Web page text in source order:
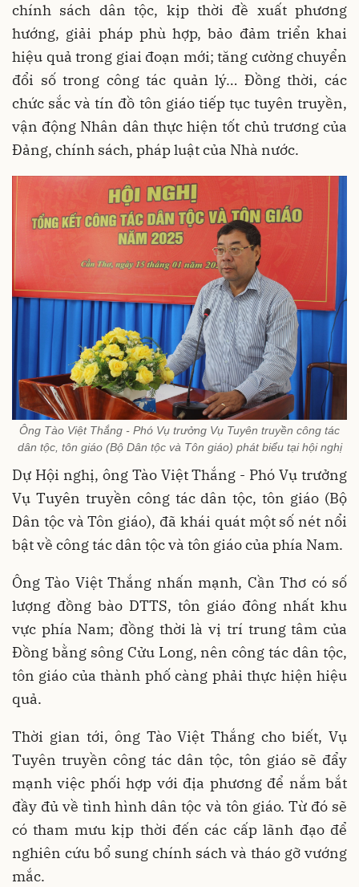
chính sách dân tộc, kịp thời đề xuất phương
hướng, giải pháp phù hợp, bảo đảm triển khai
hiệu quả trong giai đoạn mới; tăng cường chuyển
đổi số trong công tác quản lý… Đồng thời, các
chức sắc và tín đồ tôn giáo tiếp tục tuyên truyền,
vận động Nhân dân thực hiện tốt chủ trương của
Đảng, chính sách, pháp luật của Nhà nước.
Ông Tào Việt Thắng - Phó Vụ trưởng Vụ Tuyên truyền công tác
dân tộc, tôn giáo (Bộ Dân tộc và Tôn giáo) phát biểu tại hội nghị
Dự Hội nghị, ông Tào Việt Thắng - Phó Vụ trưởng
Vụ Tuyên truyền công tác dân tộc, tôn giáo (Bộ
Dân tộc và Tôn giáo), đã khái quát một số nét nổi
bật về công tác dân tộc và tôn giáo của phía Nam.
Ông Tào Việt Thắng nhấn mạnh, Cần Thơ có số
lượng đồng bào DTTS, tôn giáo đông nhất khu
vực phía Nam; đồng thời là vị trí trung tâm của
Đồng bằng sông Cửu Long, nên công tác dân tộc,
tôn giáo của thành phố càng phải thực hiện hiệu
quả.
Thời gian tới, ông Tào Việt Thắng cho biết, Vụ
Tuyên truyền công tác dân tộc, tôn giáo sẽ đẩy
mạnh việc phối hợp với địa phương để nắm bắt
đầy đủ về tình hình dân tộc và tôn giáo. Từ đó sẽ
có tham mưu kịp thời đến các cấp lãnh đạo để
nghiên cứu bổ sung chính sách và tháo gỡ vướng
mắc.